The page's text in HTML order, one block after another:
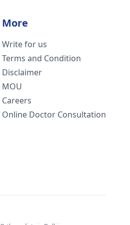
More
Write for us
Terms and Condition
Disclaimer
MOU
Careers
Online Doctor Consultation